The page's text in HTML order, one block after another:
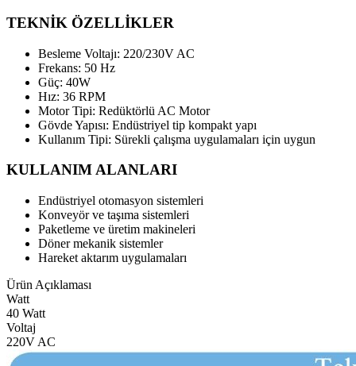
TEKNİK ÖZELLİKLER
Besleme Voltajı: 220/230V AC
Frekans: 50 Hz
Güç: 40W
Hız: 36 RPM
Motor Tipi: Redüktörlü AC Motor
Gövde Yapısı: Endüstriyel tip kompakt yapı
Kullanım Tipi: Sürekli çalışma uygulamaları için uygun
KULLANIM ALANLARI
Endüstriyel otomasyon sistemleri
Konveyör ve taşıma sistemleri
Paketleme ve üretim makineleri
Döner mekanik sistemler
Hareket aktarım uygulamaları
Ürün Açıklaması
Watt
40 Watt
Voltaj
220V AC